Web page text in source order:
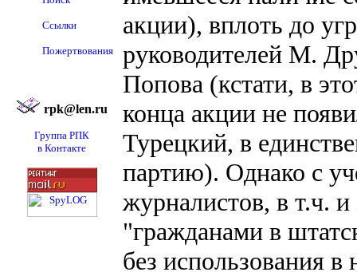
Ссылки
Пожертвования
rpk@len.ru
Группа РПК
в Контакте
акции), вплоть до
руководителей М.
Попова (кстати, в
конца акции не
Турецкий, в
партию). Однако с
журналистов, в т.ч.
"гражданами в
без использования